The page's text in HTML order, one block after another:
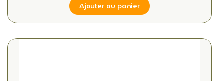
Ajouter au panier